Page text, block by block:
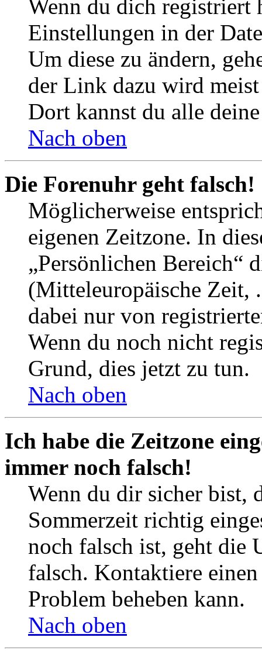
Wenn du dich registriert
Einstellungen in der
Um diese zu ändern,
der Link dazu wird
Dort kannst du alle
Nach oben
Die Forenuhr geht falsch!
Möglicherweise
eigenen Zeitzone. In
„Persönlichen Bereich“
(Mitteleuropäische Zeit,
dabei nur von
Wenn du noch nicht
Grund, dies jetzt zu tun.
Nach oben
Ich habe die Zeitzone
immer noch falsch!
Wenn du dir sicher bist,
Sommerzeit richtig
noch falsch ist, geht die
falsch. Kontaktiere
Problem beheben kann.
Nach oben